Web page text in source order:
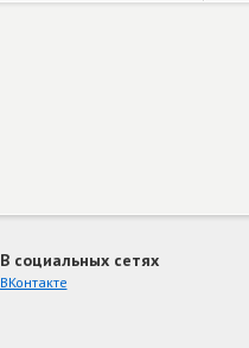
В социальных сетях
ВКонтакте